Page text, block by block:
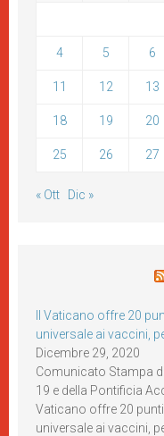
4 5 6
11 12 13
18 19 20
25 26 27
« Ott Dic »
Il Vaticano offre 20
universale ai vaccini,
Dicembre 29, 2020
Comunicato Stampa
19 e della Pontificia
Vaticano offre 20
universale ai vaccini,